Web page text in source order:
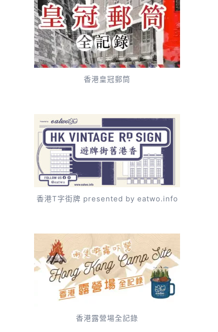
香港皇冠郵筒
香港T字街牌 presented by eatwo.info
香港露營場全記錄